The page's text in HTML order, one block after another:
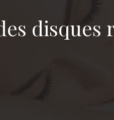
disques